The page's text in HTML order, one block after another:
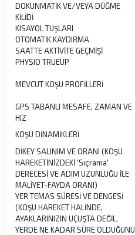
DOKUNMATİK VE/VEYA DÜĞME
KİLİDİ
KISAYOL TUŞLARI
OTOMATİK KAYDIRMA
SAATTE AKTİVİTE GEÇMİŞİ
PHYSIO TRUEUP
MEVCUT KOŞU PROFİLLERİ
GPS TABANLI MESAFE, ZAMAN VE
HIZ
KOŞU DİNAMİKLERİ
DİKEY SALINIM VE ORANI (KOŞU
HAREKETİNİZDEKİ 'Sıçrama'
DERECESİ VE ADIM UZUNLUĞU İLE
MALİYET-FAYDA ORANI)
YER TEMAS SÜRESİ VE DENGESİ
(KOŞU HAREKET HALİNDE,
AYAKLARINIZIN UÇUŞTA DEĞİL,
YERDE NE KADAR SÜRE OLDUĞUNU